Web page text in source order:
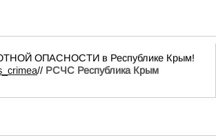
ОПАСНОСТИ в Республике Крым!
// РСЧС Республика Крым